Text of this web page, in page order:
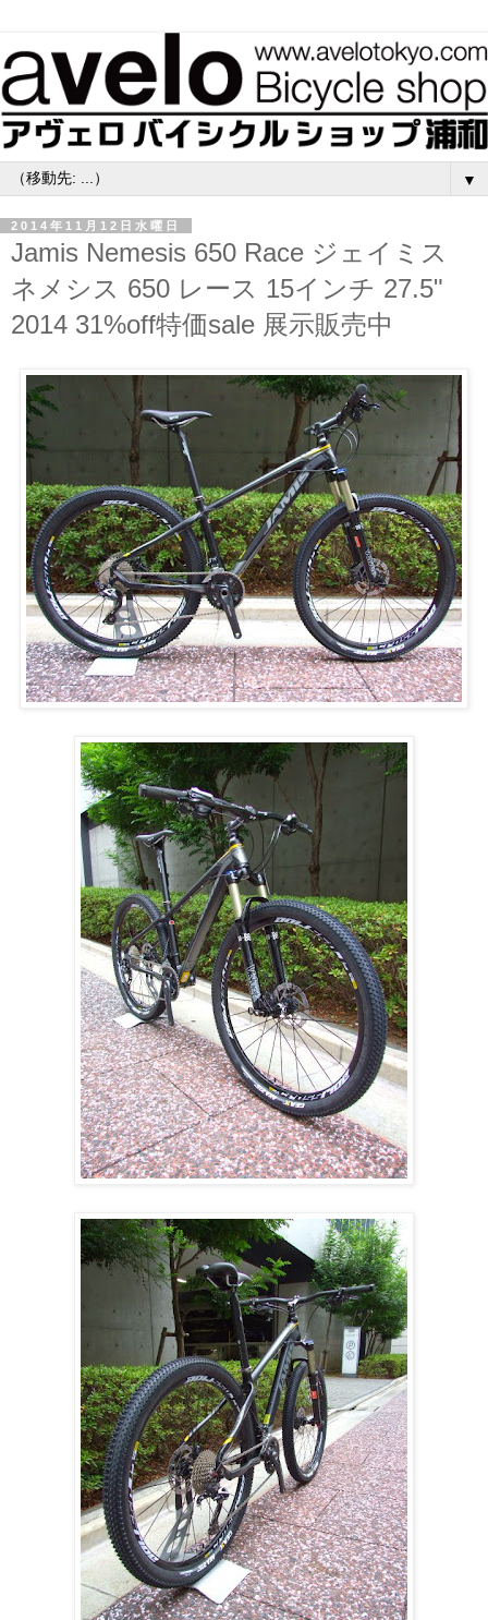
▼
2014年11月12日水曜日
Jamis Nemesis 650 Race ジェイミス
ネメシス 650 レース 15インチ 27.5"
2014 31%off特価sale 展示販売中